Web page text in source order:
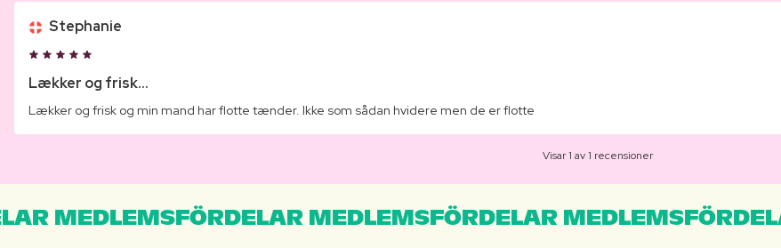
Stephanie
Lækker og frisk...
Lækker og frisk og min mand har flotte tænder. Ikke som sådan hvidere men de er flotte
Visar 1 av 1 recensioner
MEDLEMSFÖRDELAR MEDLEMSFÖRDELAR